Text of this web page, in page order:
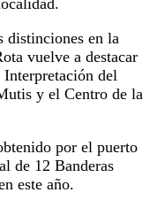
distinciones en la
vuelve a destacar
Interpretación del
y el Centro de la
por el puerto
de 12 Banderas
este año.